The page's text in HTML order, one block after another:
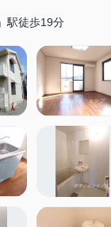
駅徒歩19分